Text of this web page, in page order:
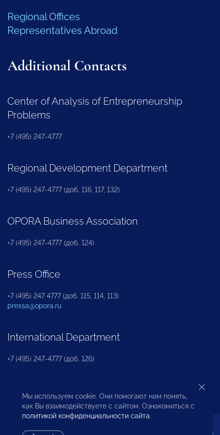
Regional Offices
Representatives Abroad
Additional Contacts
Center of Analysis of Entrepreneurship
Problems
+7 (495) 247-4777
Regional Development Department
+7 (495) 247-4777 (доб. 116, 117, 132)
OPORA Business Association
+7 (495) 247-4777 (доб. 124)
Press Office
+7 (495) 247 4777 (доб. 115, 114, 113)
pressa@opora.ru
International Department
+7 (495) 247-4777 (доб. 126)
Business and Investment Rights Protection
Department
Мы используем cookie. Они помогают нам понять,
как Вы взаимодействуете с сайтом. Ознакомиться с
политикой конфиденциальности сайта.